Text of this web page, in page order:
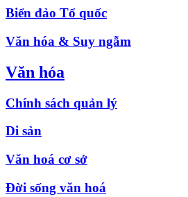
Biển đảo Tổ quốc
Văn hóa & Suy ngẫm
Văn hóa
Chính sách quản lý
Di sản
Văn hoá cơ sở
Đời sống văn hoá